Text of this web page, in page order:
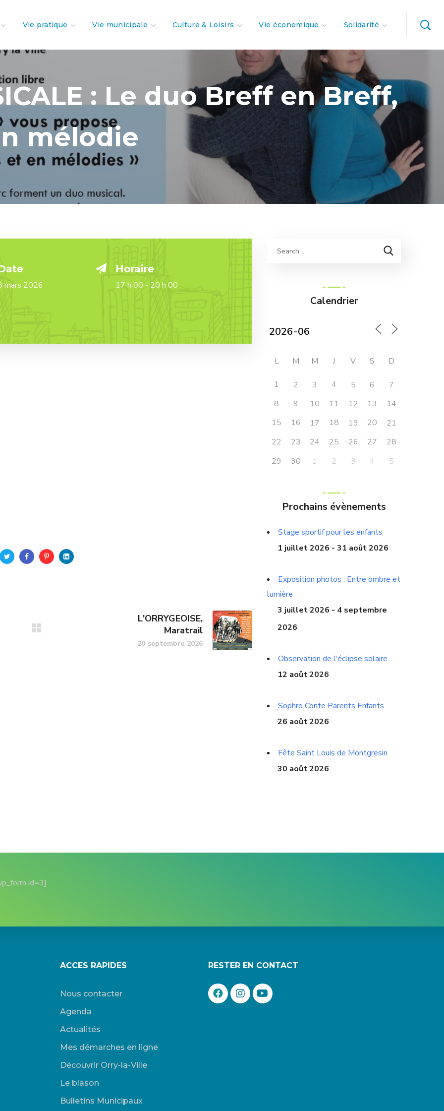
Vie pratique Vie municipale Culture & Loisirs Vie économique Solidarité
: Le duo Breff en Breff,
mélodie
mars 2026
Horaire
17 h 00 - 20 h 00
L'ORRYGEOISE,
Maratrail
20 septembre 2026
Calendrier
L M M J V S D
1 2 3 4 5 6
7
8
9 10 11 12 13
14
15
16 17 18 19 20
21
22
23 24 25 26 27
28
29
30 1 2 3 4 5
Prochains évènements
Stage sportif pour les enfants
1 juillet 2026 - 31 août 2026
Exposition photos : Entre ombre et
lumière
3 juillet 2026 - 4 septembre
2026
Observation de l'éclipse solaire
12 août 2026
Sophro Conte Parents Enfants
26 août 2026
Fête Saint Louis de Montgresin
30 août 2026
id=3]
ACCES RAPIDES
Nous contacter
Agenda
Actualités
Mes démarches en ligne
Découvrir Orry-la-Ville
Le blason
Bulletins Municipaux
RESTER EN CONTACT